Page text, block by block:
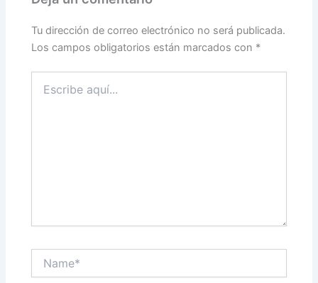
Tu dirección de correo electrónico no será publicada.
Los campos obligatorios están marcados con *
aquí...